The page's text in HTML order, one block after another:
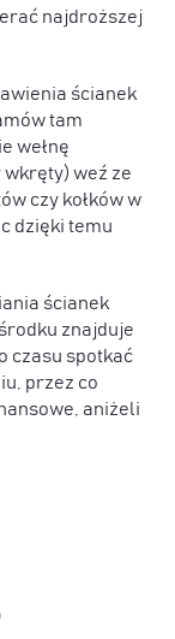
najdroższej
ścianek
tam
wełnę
wkręty) weź ze
czy kołków w
dzięki temu
ścianek
znajduje
czasu spotkać
przez co
aniżeli